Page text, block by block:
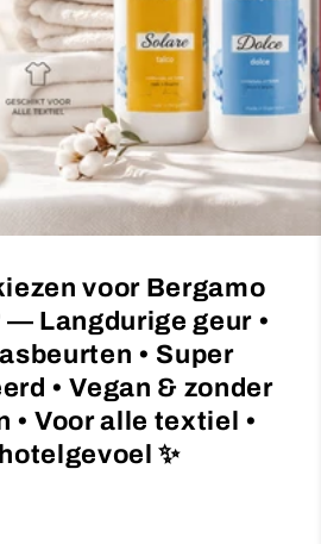
voor Bergamo
Langdurige geur •
• Super
• Vegan & zonder
• Voor alle textiel •
✨